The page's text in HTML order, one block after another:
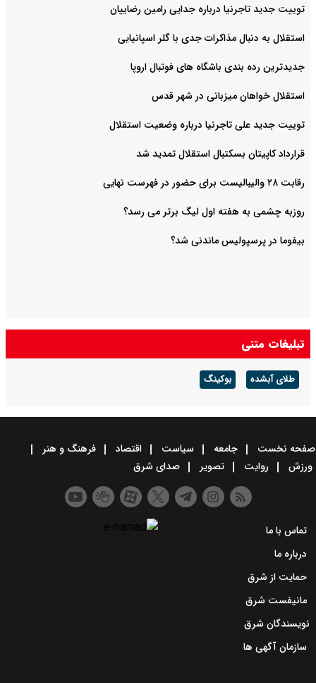
توییت جدید تاجرنیا درباره جدایی رامین رضاییان
استقلال به دنبال مذاکرات جدی با گلر اسپانیایی
جدیدترین رده بندی باشگاه های فوتبال اروپا
استقلال خواهان میزبانی در شهر قدس
توییت جدید علی تاجرنیا درباره وضعیت استقلال
قرارداد کاپیتان بسکتبال استقلال تمدید شد
رقابت ۲۸ والیبالیست برای حضور در فهرست نهایی
روزبه چشمی به هفته اول لیگ برتر می رسد؟
بیفوما در پرسپولیس ماندنی شد؟
تبلیغات متنی
طلای آبشده بوکینگ
صفحه نخست جامعه سیاست اقتصاد
فرهنگ و هنر
ورزش
روایت تصویر صدای شرق
تماس با ما
درباره ما
حمایت از شرق
مانیفست شرق
نویسندگان شرق
سازمان آگهی ها